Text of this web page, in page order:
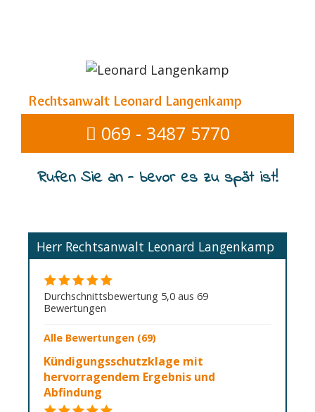
Rechtsanwalt Leonard Langenkamp
069 - 3487 5770
Rufen Sie an - bevor es zu spät ist!
Herr Rechtsanwalt Leonard Langenkamp
Durchschnittsbewertung 5,0 aus 69
Bewertungen
Alle Bewertungen (69)
Kündigungsschutzklage mit
hervorragendem Ergebnis und
Abfindung